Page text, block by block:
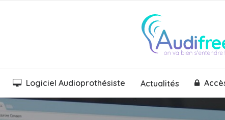
Logiciel Audioprothésiste Actualités